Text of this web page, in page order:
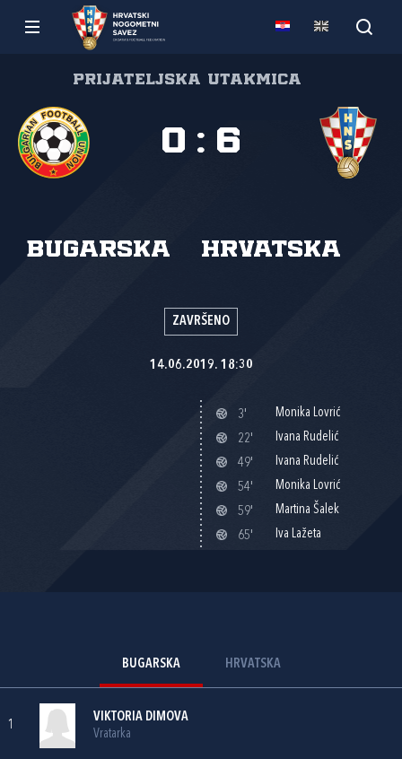
Prijateljska utakmica
Bugarska Hrvatska
0 : 6
ZAVRŠENO
14.06.2019. 18:30
3'
Monika Lovrić
22'
Ivana Rudelić
49'
Ivana Rudelić
54'
Monika Lovrić
59'
Martina Šalek
65'
Iva Lažeta
BUGARSKA HRVATSKA
1
VIKTORIA DIMOVA
Vratarka